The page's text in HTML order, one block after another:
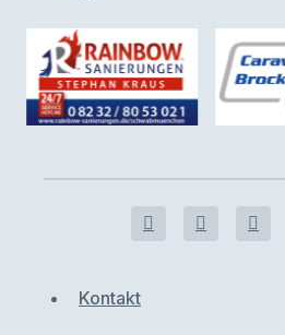
Kontakt